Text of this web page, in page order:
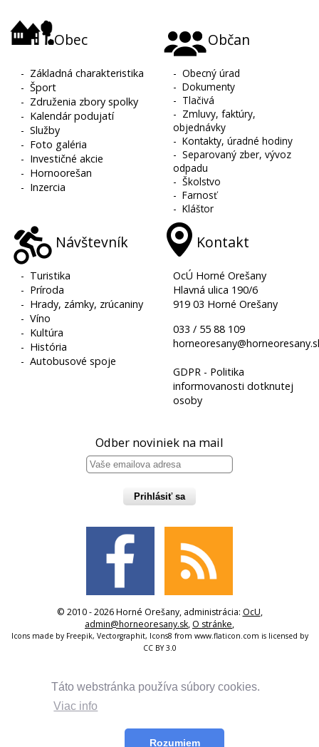
Táto webstránka používa súbory cookies.
Viac info
Rozumiem
Obec
- Základná charakteristika
-Šport
- Združenia zbory spolky
- Kalendár podujatí
-Služby
- Foto galéria
- Investičné akcie
- Hornoorešan
- Inzercia
Občan
-Obecný úrad
-Dokumenty
- Tlačivá
- Zmluvy, faktúry,
objednávky
-Kontakty, úradné hodiny
-Separovaný zber, vývoz
odpadu
-Školstvo
-Farnosť
-Kláštor
Návštevník
- Turistika
- Príroda
- Hrady, zámky, zrúcaniny
-Víno
- Kultúra
- História
-Autobusové spoje
Kontakt
OcÚ Horné Orešany
Hlavná ulica 190/6
919 03 Horné Orešany
033 / 55 88 109
GDPR - Politika
informovanosti dotknutej
osoby
Odber noviniek na mail
Prihlásiť sa
© 2010 - 2026 Horné Orešany, administrácia: OcU,
admin@horneoresany.sk, O stránke,
Icons made by Freepik, Vectorgraphit, Icons8 from www.flaticon.com is licensed by
CC BY 3.0